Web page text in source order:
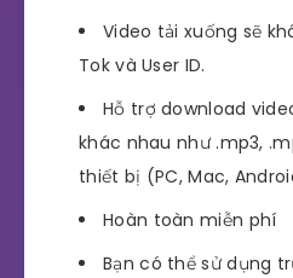
Video tải xuống sẽ
Tok và User ID.
Hỗ trợ download
khác nhau như .mp3,
thiết bị (PC, Mac,
Hoàn toàn miễn phí
Bạn có thể sử dụng